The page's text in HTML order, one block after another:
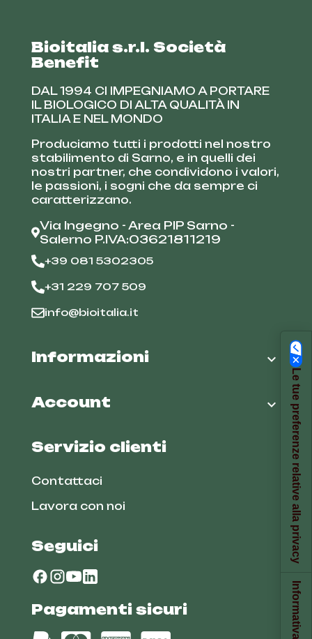
Bioitalia s.r.l. Società
Benefit
DAL 1994 CI IMPEGNIAMO A PORTARE
IL BIOLOGICO DI ALTA QUALITÀ IN
ITALIA E NEL MONDO
Produciamo tutti i prodotti nel nostro
stabilimento di Sarno, e in quelli dei
nostri partner, che condividono i valori,
le passioni, i sogni che da sempre ci
caratterizzano.
Via Ingegno - Area PIP Sarno -
Salerno P.IVA:03621811219
+39 081 5302305
+31 229 707 509
info@bioitalia.it
Informazioni 
Account 
Servizio clienti
Contattaci
Lavora con noi
Seguici
Pagamenti sicuri
Le tue preferenze relative alla privacy